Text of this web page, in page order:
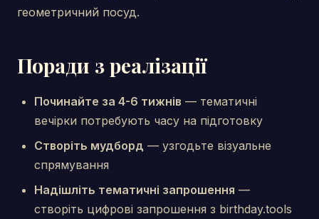
геометричний посуд.
Поради з реалізації
Починайте за 4-6 тижнів — тематичні
вечірки потребують часу на підготовку
Створіть мудборд — узгодьте візуальне
спрямування
Надішліть тематичні запрошення —
створіть цифрові запрошення з birthday.tools